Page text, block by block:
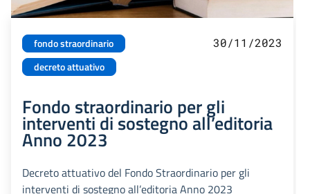
fondo straordinario
decreto attuativo
30/11/2023
Fondo straordinario per gli
interventi di sostegno all’editoria
Anno 2023
Decreto attuativo del Fondo Straordinario per gli
interventi di sostegno all’editoria Anno 2023